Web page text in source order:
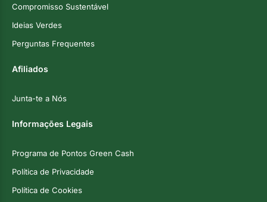
Compromisso Sustentável
Ideias Verdes
Perguntas Frequentes
Afiliados
Junta-te a Nós
Informações Legais
Programa de Pontos Green Cash
Política de Privacidade
Política de Cookies